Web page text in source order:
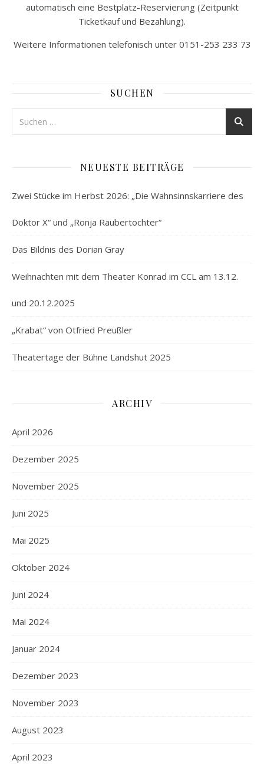
automatisch eine Bestplatz-Reservierung (Zeitpunkt
Ticketkauf und Bezahlung).
Weitere Informationen telefonisch unter 0151-253 233 73
SUCHEN
NEUESTE BEITRÄGE
Zwei Stücke im Herbst 2026: „Die Wahnsinnskarriere des
Doktor X“ und „Ronja Räubertochter“
Das Bildnis des Dorian Gray
Weihnachten mit dem Theater Konrad im CCL am 13.12.
und 20.12.2025
„Krabat“ von Otfried Preußler
Theatertage der Bühne Landshut 2025
ARCHIV
April 2026
Dezember 2025
November 2025
Juni 2025
Mai 2025
Oktober 2024
Juni 2024
Mai 2024
Januar 2024
Dezember 2023
November 2023
August 2023
April 2023